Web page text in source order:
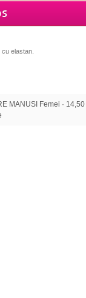
elastan.
MANUSI Femei · 14,50